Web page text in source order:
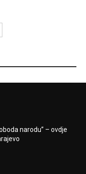
narodu” – ovdje